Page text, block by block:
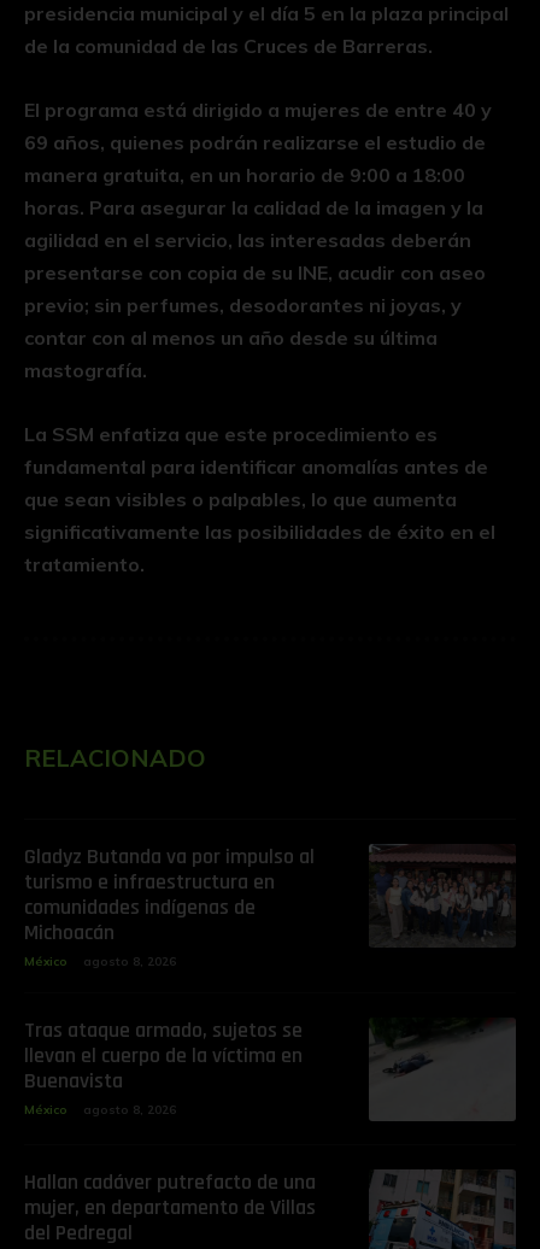
presidencia municipal y el día 5 en la plaza principal
de la comunidad de las Cruces de Barreras.
El programa está dirigido a mujeres de entre 40 y
69 años, quienes podrán realizarse el estudio de
manera gratuita, en un horario de 9:00 a 18:00
horas. Para asegurar la calidad de la imagen y la
agilidad en el servicio, las interesadas deberán
presentarse con copia de su INE, acudir con aseo
previo; sin perfumes, desodorantes ni joyas, y
contar con al menos un año desde su última
mastografía.
La SSM enfatiza que este procedimiento es
fundamental para identificar anomalías antes de
que sean visibles o palpables, lo que aumenta
significativamente las posibilidades de éxito en el
tratamiento.
RELACIONADO
Gladyz Butanda va por impulso al
turismo e infraestructura en
comunidades indígenas de
Michoacán
México agosto 8, 2026
Tras ataque armado, sujetos se
llevan el cuerpo de la víctima en
Buenavista
México agosto 8, 2026
Hallan cadáver putrefacto de una
mujer, en departamento de Villas
del Pedregal